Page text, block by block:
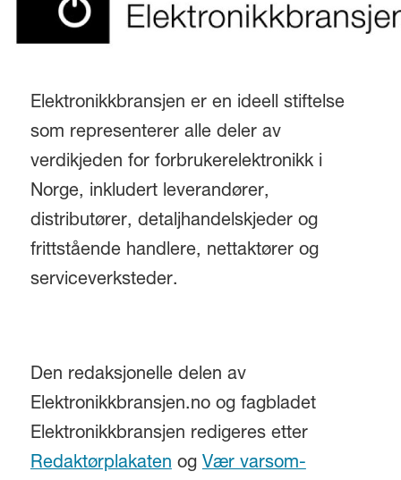
Elektronikkbransjen er en ideell stiftelse
som representerer alle deler av
verdikjeden for forbrukerelektronikk i
Norge, inkludert leverandører,
distributører, detaljhandelskjeder og
frittstående handlere, nettaktører og
serviceverksteder.
Den redaksjonelle delen av
Elektronikkbransjen.no og fagbladet
Elektronikkbransjen redigeres etter
Redaktørplakatenog Vær varsom-